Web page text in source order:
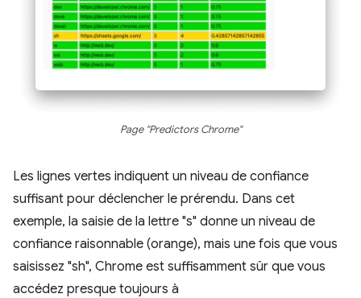
Page "Predictors Chrome"
Les lignes vertes indiquent un niveau de confiance
suffisant pour déclencher le prérendu. Dans cet
exemple, la saisie de la lettre "s" donne un niveau de
confiance raisonnable (orange), mais une fois que vous
saisissez "sh", Chrome est suffisamment sûr que vous
accédez presque toujours à